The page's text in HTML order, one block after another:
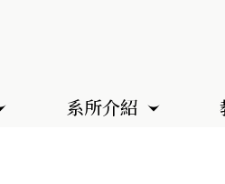
系所介紹